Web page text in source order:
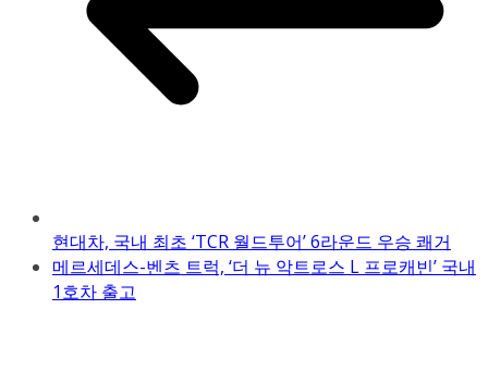
현대차, 국내 최초 ‘TCR 월드투어’ 6라운드 우승 쾌거
메르세데스-벤츠 트럭, ‘더 뉴 악트로스 L 프로캐빈’ 국내
1호차 출고